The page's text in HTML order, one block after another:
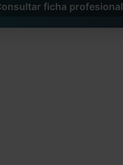
ficha profesional